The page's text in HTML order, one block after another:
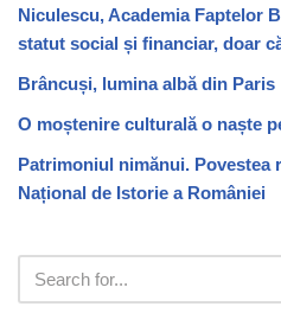
Niculescu, Academia Faptelor
statut social și financiar, doar
Brâncuși, lumina albă din Paris
O moștenire culturală o naște
Patrimoniul nimănui. Povestea
Național de Istorie a României